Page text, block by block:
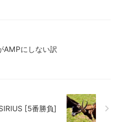
AMPにしない訳
[5番勝負]